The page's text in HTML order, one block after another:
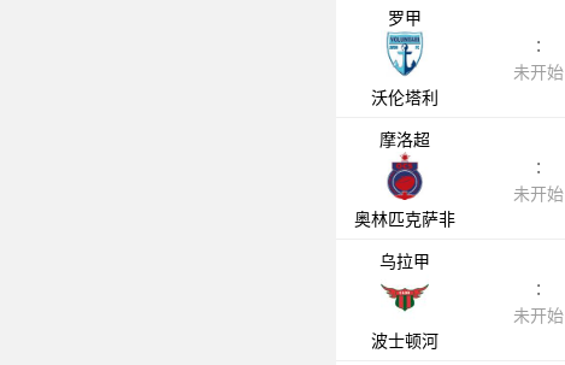
罗甲
沃伦塔利
:
未开始
摩洛超
奥林匹克萨非
:
未开始
乌拉甲
波士顿河
:
未开始